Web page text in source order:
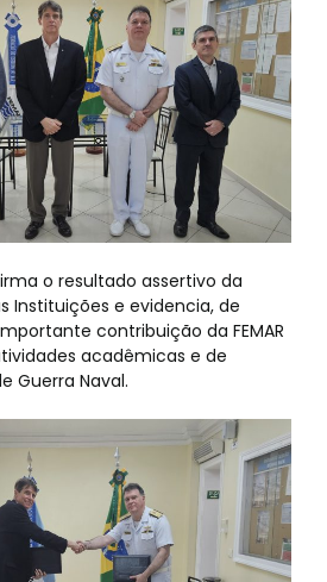
o resultado assertivo da
Instituições e evidencia, de
contribuição da FEMAR
acadêmicas e de
Guerra Naval.